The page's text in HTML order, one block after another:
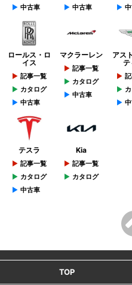
中古車
中古車
ロールス・ロ
イス
記事一覧
カタログ
中古車
マクラーレン
記事一覧
カタログ
中古車
アス
テ
テスラ
記事一覧
カタログ
中古車
Kia
記事一覧
カタログ
TOP